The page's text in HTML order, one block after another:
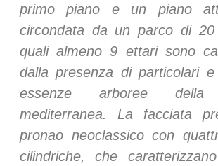
primo piano e un piano
circondata da un parco di
quali almeno 9 ettari sono
dalla presenza di particolari e
essenze arboree della
mediterranea. La facciata
pronao neoclassico con
cilindriche, che caratterizzano